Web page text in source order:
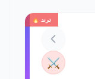
ترند 🔥
⚔️